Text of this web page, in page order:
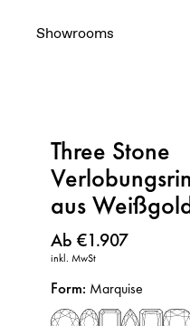
Showrooms
Three Stone
aus
Preis:
Ab €1.907
inkl. MwSt
Form: Marquise